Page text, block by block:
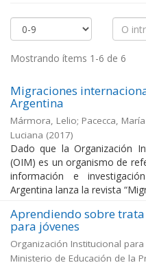
Mostrando ítems 1-6 de 6
Migraciones
Argentina
Mármora, Lelio; Pacecca,
Luciana (2017)
Dado que la Organización
(OIM) es un organismo de
información e
Argentina lanza la revista
Aprendiendo sobre
para jóvenes
Organización Institucional
Ministerio de Educación de la